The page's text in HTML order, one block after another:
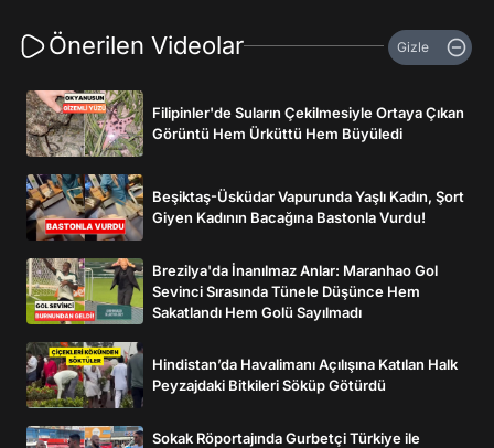
Önerilen Videolar Gizle
Filipinler'de Suların Çekilmesiyle Ortaya Çıkan
Görüntü Hem Ürküttü Hem Büyüledi
Beşiktaş-Üsküdar Vapurunda Yaşlı Kadın, Şort
Giyen Kadının Bacağına Bastonla Vurdu!
Brezilya'da İnanılmaz Anlar: Maranhao Gol
Sevinci Sırasında Tünele Düşünce Hem
Sakatlandı Hem Golü Sayılmadı
Hindistan’da Havalimanı Açılışına Katılan Halk
Peyzajdaki Bitkileri Söküp Götürdü
Sokak Röportajında Gurbetçi Türkiye ile